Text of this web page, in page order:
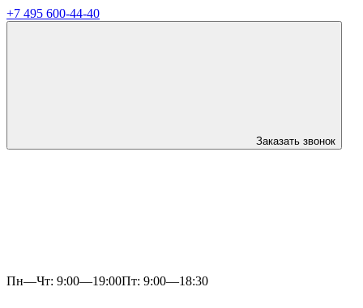
+7 495 600-44-40
Заказать звонок
Пн—Чт: 9:00—19:00Пт: 9:00—18:30